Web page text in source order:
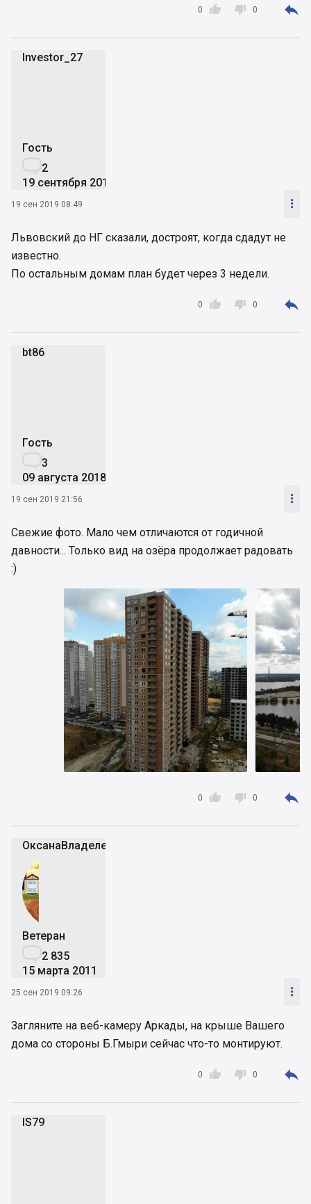

0  0 
Investor_27
Гость
2
19 сентября 2019
19 сен 2019 08:49 
Львовский до НГ сказали, достроят, когда сдадут не
известно.
По остальным домам план будет через 3 недели.

0  0 
bt86
Гость
3
09 августа 2018
19 сен 2019 21:56 
Свежие фото. Мало чем отличаются от годичной
давности... Только вид на озёра продолжает радовать
:)

0  0 
ОксанаВладелец
Ветеран
2 835
15 марта 2011
25 сен 2019 09:26 
Загляните на веб-камеру Аркады, на крыше Вашего
дома со стороны Б.Гмыри сейчас что-то монтируют.

0  0 
IS79